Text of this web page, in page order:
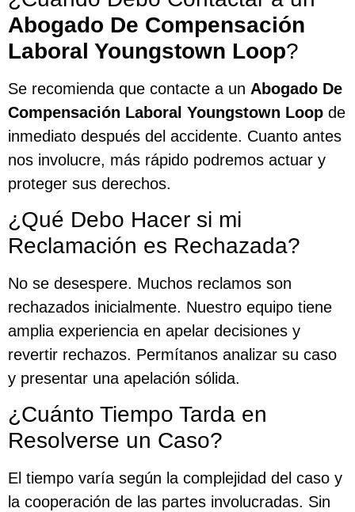
Abogado De Compensación
Laboral Youngstown Loop?
Se recomienda que contacte a un Abogado De
Compensación Laboral Youngstown Loop de
inmediato después del accidente. Cuanto antes
nos involucre, más rápido podremos actuar y
proteger sus derechos.
¿Qué Debo Hacer si mi
Reclamación es Rechazada?
No se desespere. Muchos reclamos son
rechazados inicialmente. Nuestro equipo tiene
amplia experiencia en apelar decisiones y
revertir rechazos. Permítanos analizar su caso
y presentar una apelación sólida.
¿Cuánto Tiempo Tarda en
Resolverse un Caso?
El tiempo varía según la complejidad del caso y
la cooperación de las partes involucradas. Sin